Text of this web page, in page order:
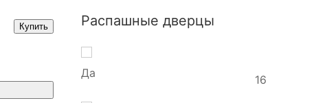
Распашные дверцы
Да 16
Купить